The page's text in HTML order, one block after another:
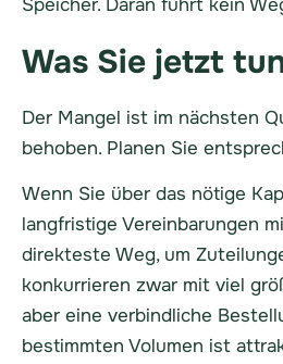
Speicher. Daran führt kein
Was Sie jetzt
Der Mangel ist im nächsten
behoben. Planen Sie
Wenn Sie über das nötige
langfristige Vereinbarungen
direkteste Weg, um
konkurrieren zwar mit viel
aber eine verbindliche
bestimmten Volumen ist